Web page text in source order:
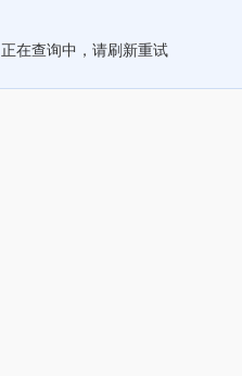
正在查询中，请刷新重试